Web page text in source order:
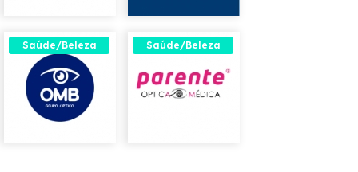
Saúde/Beleza Saúde/Beleza